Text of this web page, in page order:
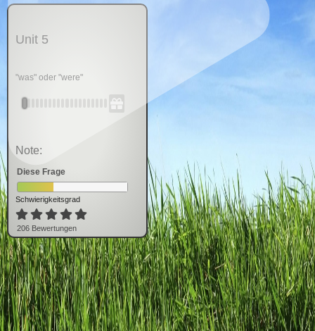
Unit 5
"was" oder "were"
Note:
Diese Frage
Schwierigkeitsgrad
206 Bewertungen